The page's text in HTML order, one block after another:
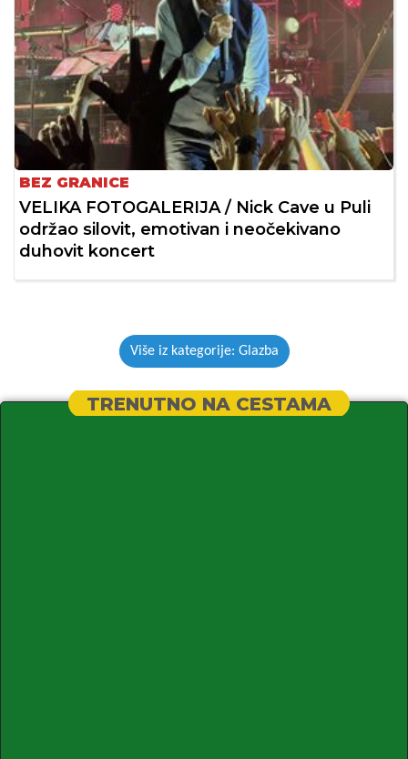
BEZ GRANICE
VELIKA FOTOGALERIJA / Nick Cave u Puli
održao silovit, emotivan i neočekivano
duhovit koncert
Više iz kategorije: Glazba
TRENUTNO NA CESTAMA